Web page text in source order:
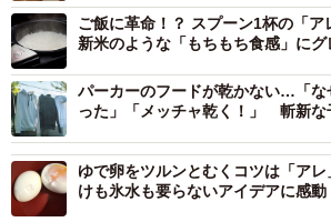
が、「横にして上を引っ張るように割
れやすいのだそう。また、「保存袋の空
みのスジ取り」にも割り箸が活躍する
▽保存袋の空気抜き
①割り箸を、保存袋の口の真ん中あた
②袋の口をそのまま閉じる。
ご飯に革命！？ スプーン1杯の「
新米のような「もちもち食感」に
パーカーのフードが乾かない…「な
った」「メッチャ乾く！」 斬新な
ゆで卵をツルンとむくコツは「ア
けも氷水も要らないアイデアに感動